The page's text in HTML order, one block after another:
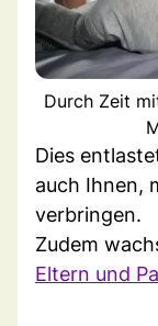
Durch Zeit
Dies
auch Ihnen,
verbringen.
Zudem
Eltern und